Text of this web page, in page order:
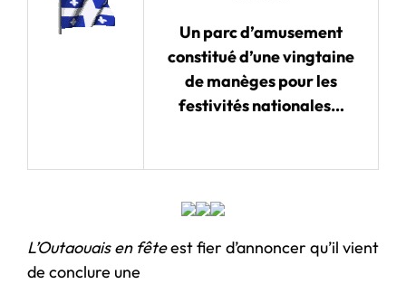
Un parc d’amusement
constitué d’une vingtaine
de manèges pour les
festivités nationales…
L’Outaouais en fêteest fier d’annoncer qu’il vient
de conclure une